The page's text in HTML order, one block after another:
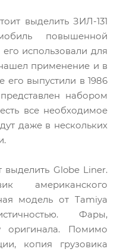
выделить ЗИЛ-131
повышенной
использовали для
применение и в
его выпустили в 1986
набором
все необходимое
даже в нескольких
выделить Globe Liner.
американского
модель от Tamiya
Фары,
Помимо
копия грузовика